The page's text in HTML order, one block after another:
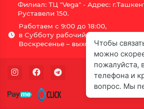
Филиал: ТЦ "Vega" - Адрес:
Руставели 150.
Работаем с 9:00 до 18:00,
в Субботу рабочий день с 9:00 до
Воскресенье – выходной.